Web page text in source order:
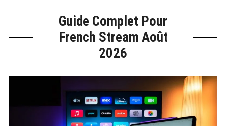
Guide Complet Pour
French Stream Août
2026